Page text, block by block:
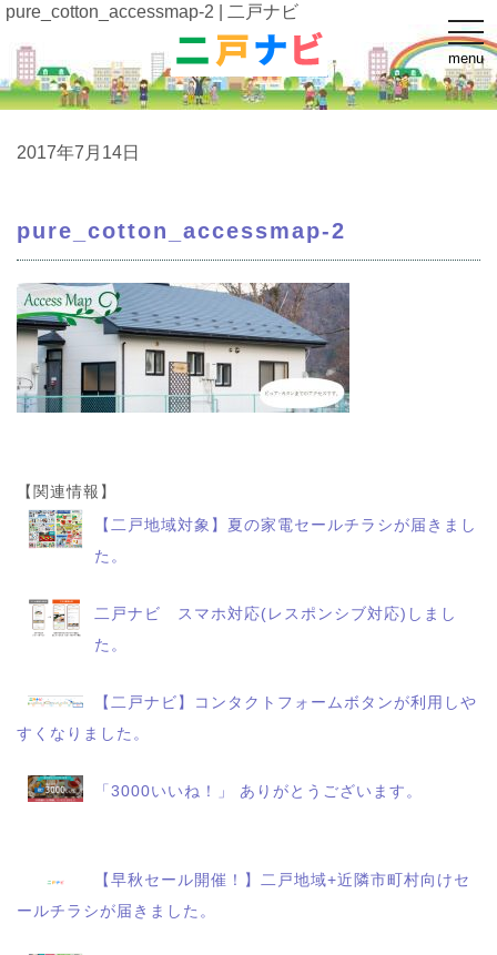
t
o
g
g
l
e
o
menu
pure_cotton_accessmap-2 | 二戸ナビ
2017年7月14日
pure_cotton_accessmap-2
【関連情報】
【二戸地域対象】夏の家電セールチラシが届きまし
た。
二戸ナビ スマホ対応(レスポンシブ対応)しまし
た。
【二戸ナビ】コンタクトフォームボタンが利用しや
すくなりました。
「3000いいね！」 ありがとうございます。
【早秋セール開催！】二戸地域+近隣市町村向けセ
ールチラシが届きました。